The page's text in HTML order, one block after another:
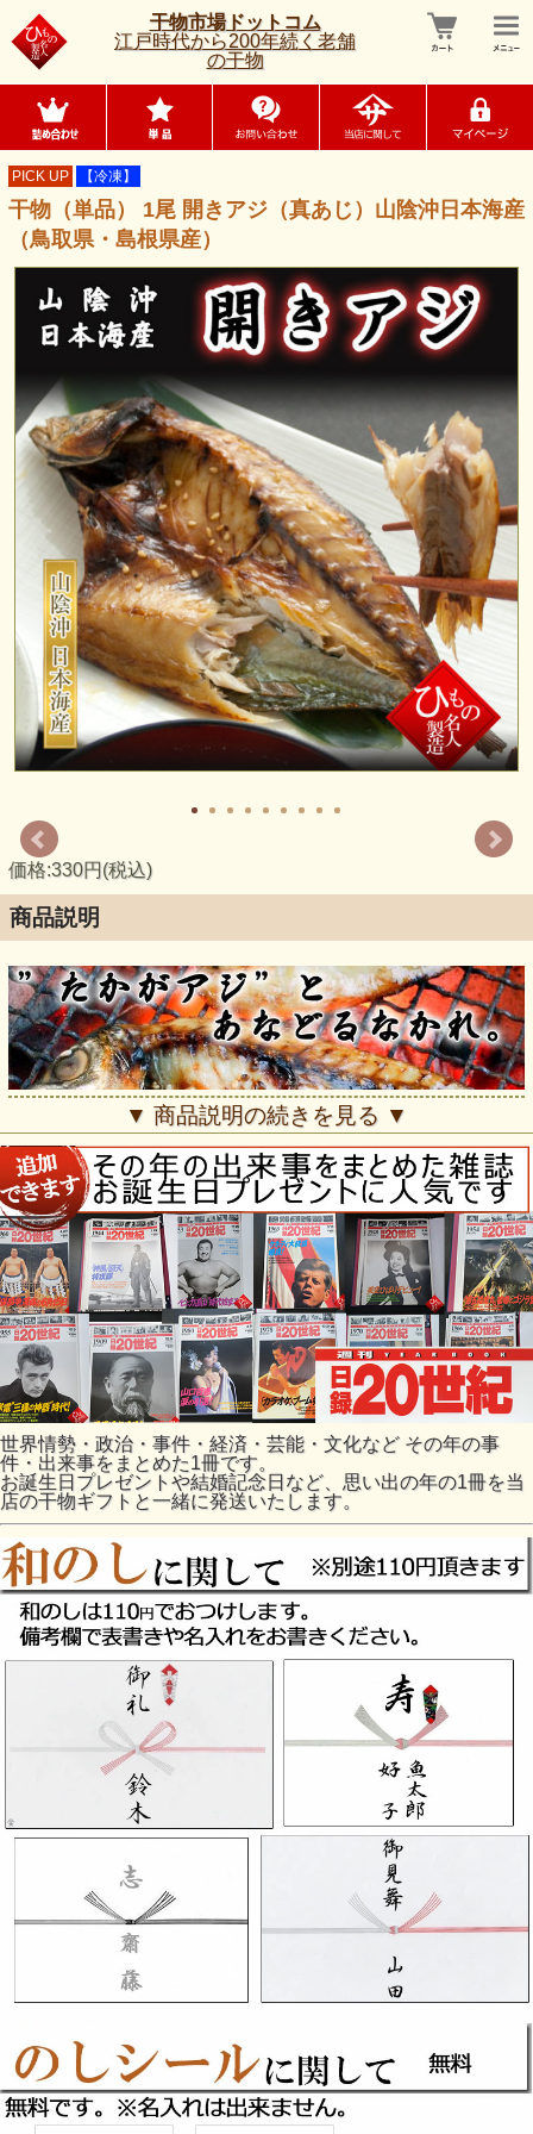
干物市場ドットコム
江戸時代から200年続く老舗
の干物
PICK UP 【冷凍】
干物（単品） 1尾 開きアジ（真あじ）山陰沖日本海産
（鳥取県・島根県産）
価格:330円(税込)
商品説明
●いままで食べてきたアジと
食べ比べていただきたい、
こだわりの開きアジ。
「刺身で美味い魚でないと、一夜干しで
うまいわけがない。」
職人さんが言うとおり、水揚げ直後の新
鮮なアジを加工した、こだわりの一夜干
どこにでもある魚だからこそ、食べてい
ただきたい魚です。
目がキレイなの
は新鮮な素材を
使っている証
拠。
口に入れた瞬間、ジュワーっと広がる
脂乗り。
そして、プリプリの弾力のある食感、
味の深みにきっと驚かれることでしょ
当店でご提供するのは一番おいしい手
いるサイズなのです。
山陰沖 日本海には良質なプランクト
ンがいることは全国でも有名。
良いエサを食べて育った山陰のアジが
▼ 商品説明の続きを見る ▼
世界情勢・政治・事件・経済・芸能・文化など その年の事
件・出来事をまとめた1冊です。
お誕生日プレゼントや結婚記念日など、思い出の年の1冊を当
店の干物ギフトと一緒に発送いたします。